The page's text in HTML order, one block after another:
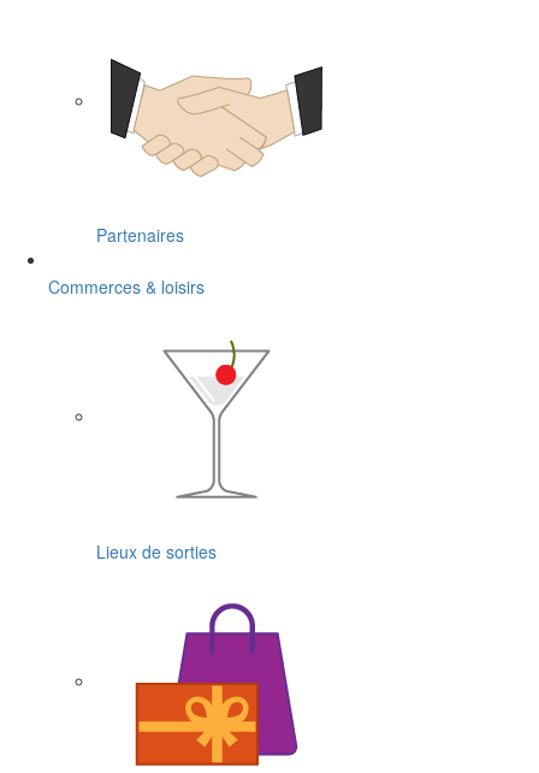
Partenaires
Commerces & loisirs
Lieux de sorties